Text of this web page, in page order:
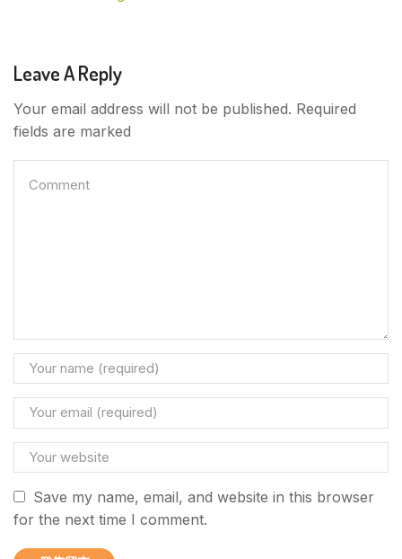
Leave A Reply
Your email address will not be published. Required
fields are marked
Save my name, email, and website in this browser
for the next time I comment.